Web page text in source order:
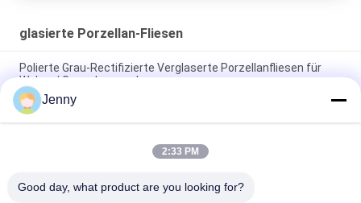
glasierte Porzellan-Fliesen
Polierte Grau-Rectifizierte Verglaserte Porzellanfliesen für
Wohn- / Gewerbezwecke
Glanzverglasete, gerechte Porzellanfliesen mit polierten
Oberflächen mit geringer Wasserabsorption PEI 4
Weiße Glasfliesen Maschine Vollkörper Porzellanfliesen Matte
Jenny
2:33 PM
Good day, what product are you looking for?